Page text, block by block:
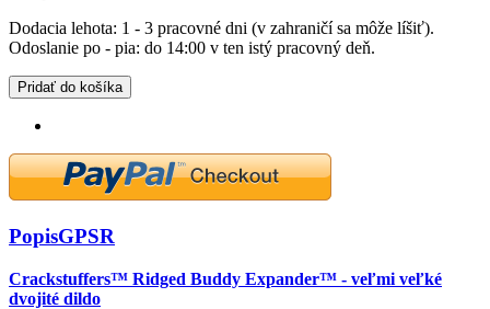
Dodacia lehota: 1 - 3 pracovné dni (v zahraničí sa môže líšiť).
Odoslanie po - pia: do 14:00 v ten istý pracovný deň.
Pridať do košíka
PopisGPSR
Crackstuffers™ Ridged Buddy Expander™ - veľmi veľké
dvojité dildo